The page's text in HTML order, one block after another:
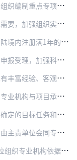
设置，避免交叉重复，明确形式审查条件和项目遴选方式。项…
选方式，在全国范围内择优确定项目承担单位，可采取“揭榜…
目（课题）负责人原则上不超过60周岁，符合《科技部办公厅财…
评审、同场竞技、现场考察评估等方式组织评审。
。通过事前诚信审查、事中提醒监督、事后抽查评价等方式，…
目立项后，应按任务书约定、项目实施进展和任务完成情况及…
指导专业机构严格按照任务书要求，加强技术就绪度管理、“…
查核实后严肃处理并逐级问责，对科研失信和违规行为，纳入…
承担单位下达综合绩效评价结论。项目综合绩效评价结论分为通…